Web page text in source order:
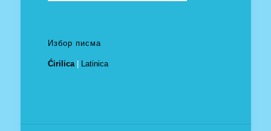
Избор писма
Ćirilica| Latinica